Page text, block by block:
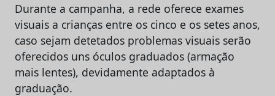
Durante a campanha, a rede oferece exames
visuais a crianças entre os cinco e os setes anos,
caso sejam detetados problemas visuais serão
oferecidos uns óculos graduados (armação
mais lentes), devidamente adaptados à
graduação.